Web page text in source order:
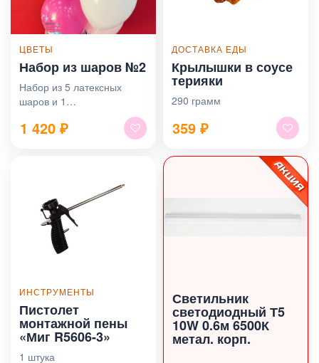
ЦВЕТЫ
Набор из шаров №2
Набор из 5 латексных
шаров и 1
фольгированного шарика.
1 420 ₽
ДОСТАВКА ЕДЫ
Крылышки в соусе
терияки
290 грамм
359 ₽
ИНСТРУМЕНТЫ
Пистолет
монтажной пены
«Миг R5606-3»
1 штука
Светильник
светодиодный Т5
10W 0.6м 6500К
метал. корп.